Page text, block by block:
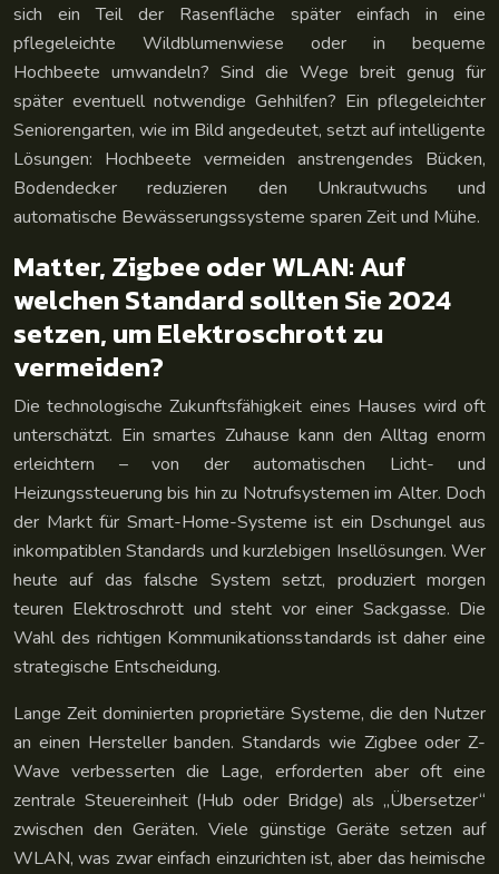
sich ein Teil der Rasenfläche später einfach in eine
pflegeleichte Wildblumenwiese oder in bequeme
Hochbeete umwandeln? Sind die Wege breit genug für
später eventuell notwendige Gehhilfen? Ein pflegeleichter
Seniorengarten, wie im Bild angedeutet, setzt auf intelligente
Lösungen: Hochbeete vermeiden anstrengendes Bücken,
Bodendecker reduzieren den Unkrautwuchs und
automatische Bewässerungssysteme sparen Zeit und Mühe.
Matter, Zigbee oder WLAN: Auf
welchen Standard sollten Sie 2024
setzen, um Elektroschrott zu
vermeiden?
Die technologische Zukunftsfähigkeit eines Hauses wird oft
unterschätzt. Ein smartes Zuhause kann den Alltag enorm
erleichtern – von der automatischen Licht- und
Heizungssteuerung bis hin zu Notrufsystemen im Alter. Doch
der Markt für Smart-Home-Systeme ist ein Dschungel aus
inkompatiblen Standards und kurzlebigen Insellösungen. Wer
heute auf das falsche System setzt, produziert morgen
teuren Elektroschrott und steht vor einer Sackgasse. Die
Wahl des richtigen Kommunikationsstandards ist daher eine
strategische Entscheidung.
Lange Zeit dominierten proprietäre Systeme, die den Nutzer
an einen Hersteller banden. Standards wie Zigbee oder Z-
Wave verbesserten die Lage, erforderten aber oft eine
zentrale Steuereinheit (Hub oder Bridge) als „Übersetzer“
zwischen den Geräten. Viele günstige Geräte setzen auf
WLAN, was zwar einfach einzurichten ist, aber das heimische